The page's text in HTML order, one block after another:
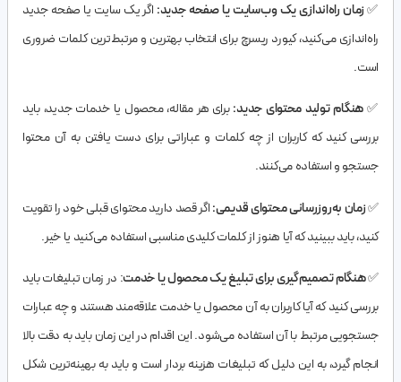
✅زمان راه‌اندازی یک وب‌سایت یا صفحه جدید: اگر یک سایت یا صفحه جدید
راه‌اندازی می‌کنید، کیورد ریسرچ برای انتخاب بهترین و مرتبط‌ترین کلمات ضروری
است.
✅هنگام تولید محتوای جدید:برای هر مقاله، محصول یا خدمات جدید، باید
بررسی کنید که کاربران از چه کلمات و عباراتی برای دست یافتن به آن محتوا
جستجو و استفاده می‌کنند.
✅زمان به‌روزرسانی محتوای قدیمی:اگر قصد دارید محتوای قبلی خود را تقویت
کنید، باید ببینید که آیا هنوز از کلمات کلیدی مناسبی استفاده می‌کنید یا خیر.
✅هنگام تصمیم‌گیری برای تبلیغ یک محصول یا خدمت: در زمان تبلیغات باید
بررسی کنید که آیا کاربران به آن محصول یا خدمت علاقه‌مند هستند و چه عبارات
جستجویی مرتبط با آن استفاده می‌شود. این اقدام در این زمان باید به دقت بالا
انجام گیرد، به این دلیل که تبلیغات هزینه بردار است و باید به بهینه‌ترین شکل